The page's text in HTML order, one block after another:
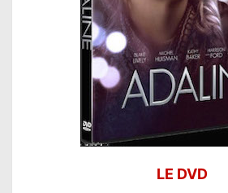
LE DVD